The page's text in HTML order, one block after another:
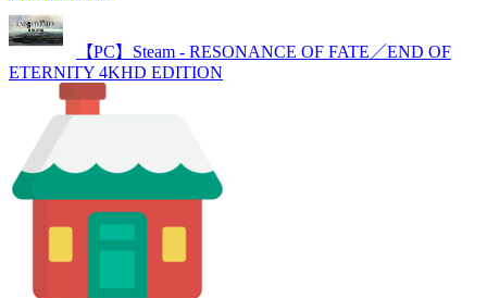
【PC】Steam - RESONANCE OF FATE／END OF
ETERNITY 4KHD EDITION